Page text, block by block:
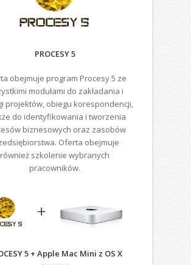
PROCESY 5
obejmuje program Procesy 5 ze
modułami do zakładania i
projektów, obiegu korespondencji,
do identyfikowania i tworzenia
biznesowych oraz zasobów
Oferta obejmuje
również szkolenie wybranych
pracowników.
5 + Apple Mac Mini z OS X